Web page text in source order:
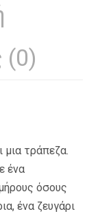
(0)
μια τράπεζα.
ένα
όσους
ένα ζευγάρι